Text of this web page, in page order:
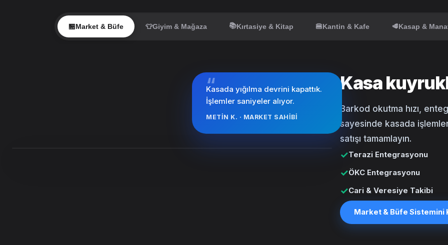
🏪Market & Büfe 👕Giyim & Mağaza 📚Kırtasiye & Kitap 🍔Kantin & Kafe 🥩Kasap &
“
Kasada yığılma devrini kapattık.
İşlemler saniyeler alıyor.
METIN K. · MARKET SAHIBI
Kasa
Barkod okutma hızı,
sayesinde kasada
satışı tamamlayın.
✓Terazi Entegrasyonu
✓ÖKC Entegrasyonu
✓Cari & Veresiye Takibi
Market & Büfe Sistemini